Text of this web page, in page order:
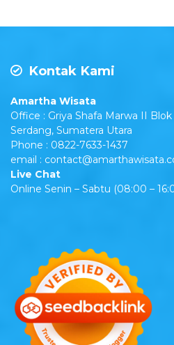
Kontak Kami
Amartha Wisata
Office : Griya Shafa Marwa II
Serdang, Sumatera Utara
Phone : 0822-7633-1437
email :
Live Chat
Online Senin – Sabtu (08:00 –